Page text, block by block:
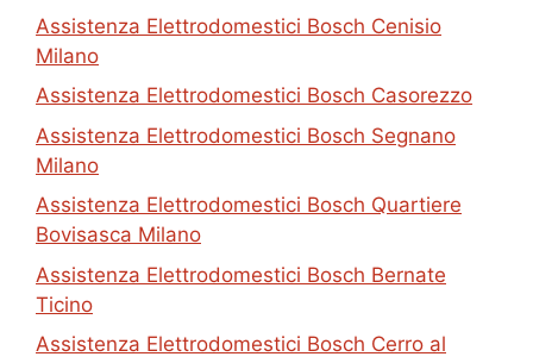
Assistenza Elettrodomestici Bosch Cenisio
Milano
Assistenza Elettrodomestici Bosch Casorezzo
Assistenza Elettrodomestici Bosch Segnano
Milano
Assistenza Elettrodomestici Bosch Quartiere
Bovisasca Milano
Assistenza Elettrodomestici Bosch Bernate
Ticino
Assistenza Elettrodomestici Bosch Cerro al